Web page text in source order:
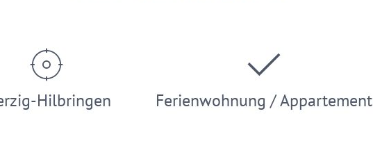
Hilbringen Ferienwohnung / Appartement